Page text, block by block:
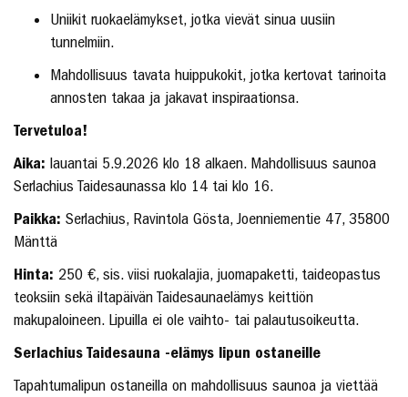
Uniikit ruokaelämykset, jotka vievät sinua uusiin
tunnelmiin.
Mahdollisuus tavata huippukokit, jotka kertovat tarinoita
annosten takaa ja jakavat inspiraationsa.
Tervetuloa!
Aika: lauantai 5.9.2026 klo 18 alkaen. Mahdollisuus saunoa
Serlachius Taidesaunassa klo 14 tai klo 16.
Paikka: Serlachius, Ravintola Gösta, Joenniementie 47, 35800
Mänttä
Hinta: 250 €, sis. viisi ruokalajia, juomapaketti, taideopastus
teoksiin sekä iltapäivän Taidesaunaelämys keittiön
makupaloineen. Lipuilla ei ole vaihto- tai palautusoikeutta.
Serlachius Taidesauna -elämys lipun ostaneille
Tapahtumalipun ostaneilla on mahdollisuus saunoa ja viettää